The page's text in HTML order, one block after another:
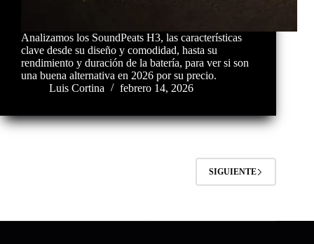
Analizamos los SoundPeats H3, las características
clave desde su diseño y comodidad, hasta su
rendimiento y duración de la batería, para ver si son
una buena alternativa en 2026 por su precio.
Luis Cortina
febrero 14, 2026
SIGUIENTE